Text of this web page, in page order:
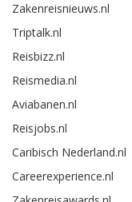
Zakenreisnieuws.nl
Triptalk.nl
Reisbizz.nl
Reismedia.nl
Aviabanen.nl
Reisjobs.nl
Caribisch Nederland.nl
Careerexperience.nl